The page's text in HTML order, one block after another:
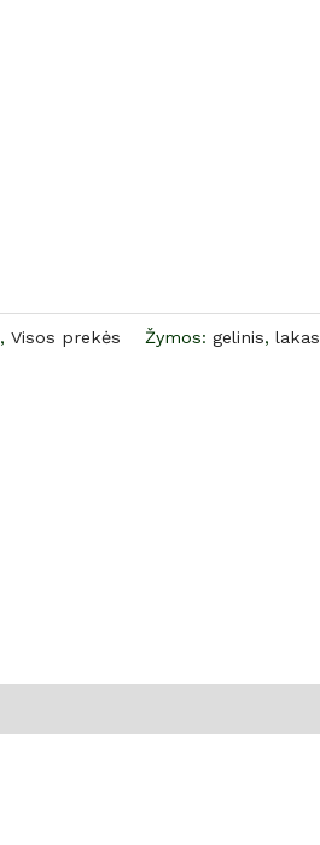
, Visos prekės Žymos: gelinis, lakas